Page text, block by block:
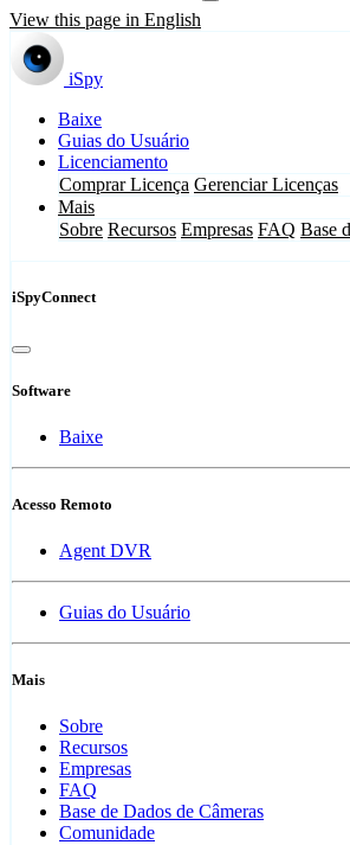
View this page in English
iSpy
Baixe
Guias do Usuário
Licenciamento
Comprar Licença Gerenciar Licenças
Mais
Sobre Recursos Empresas FAQ Base
iSpyConnect
Software
Baixe
Acesso Remoto
Agent DVR
Guias do Usuário
Mais
Sobre
Recursos
Empresas
FAQ
Base de Dados de Câmeras
Comunidade